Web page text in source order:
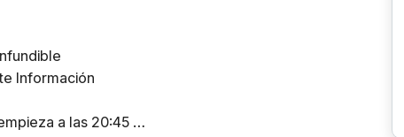
Información
a las 20:45